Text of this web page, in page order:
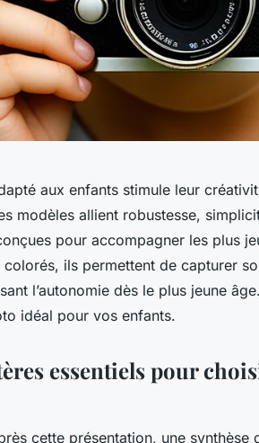
aux enfants stimule leur
modèles allient robustesse,
pour accompagner les plus
ils permettent de capturer
l’autonomie dès le plus jeune
idéal pour vos enfants.
essentiels pour
cette présentation, une